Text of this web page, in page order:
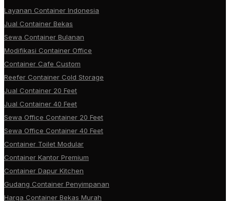
Layanan Container Indonesia
Jual Container Bekas
Sewa Container Bulanan
Modifikasi Container Office
Container Cafe Custom
Reefer Container Cold Storage
Jual Container 20 Feet
Jual Container 40 Feet
Sewa Office Container 20 Feet
Sewa Office Container 40 Feet
Container Toilet Modular
Container Kantor Premium
Container Dapur Kitchen
Gudang Container Penyimpanan
Harga Container Bekas Murah